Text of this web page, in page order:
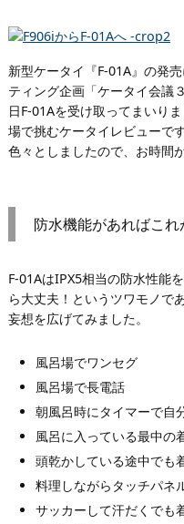
新型ケータイ『F-01A』の発
ティング企画「ケータイ会議
日F-01Aを受け取ってまいり
場で挑むケータイレビューで
色々としましたので、お時間
防水機能があればこれ
F-01AはIPX5相当の防水性能
ら大丈夫！というツワモノで
妄想を広げてみました。
風呂場でワンセグ
風呂場で長電話
朝風呂時にタイマーで自
風呂に入っている最中の
頭乾かしている途中でも
料理しながらタッチパネ
サッカーして汗だくでも